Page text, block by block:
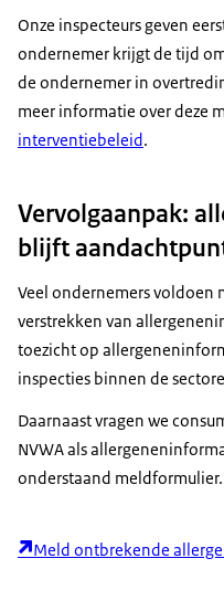
en duidelijk
Onze inspecteurs geven
ondernemer krijgt de tijd
de ondernemer in
meer informatie over deze
interventiebeleid.
Vervolgaanpak:
blijft
Veel ondernemers voldoen
verstrekken van
toezicht op
inspecties binnen de
Daarnaast vragen we
NVWA als
onderstaand meldformulier.
Meld ontbrekende